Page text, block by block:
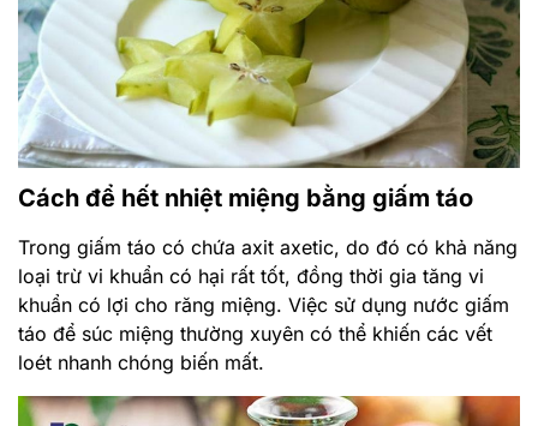
Cách hết nhiệt miệng với rau đắng
Điềutrị nhiệt miệng bằng phương pháp này rất đơn